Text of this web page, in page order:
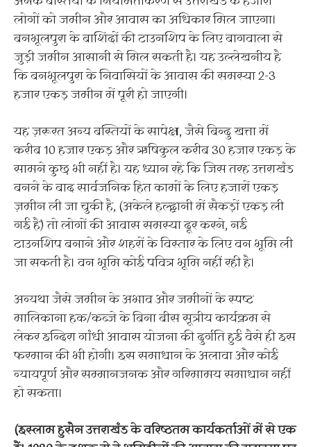
लोगों को जमीन और आवास का अधिकार मिल जाएगा।
बनभूलपुरा के बाशिंदों की टाउनशिप के लिए बागवाला से
जुड़ी जमीन आसानी से मिल सकती है। यह उल्लेखनीय है
कि बनभूलपुरा के निवासियों के आवास की समस्या 2-3
हजार एकड़ जमीन में पूरी हो जाएगी।
यह ज़रूरत अन्य बस्तियों के सापेक्ष, जैसे बिन्दु खत्ता में
करीब 10 हजार एकड़ और ऋषिकुल करीब 30 हजार एकड़ के
सामने कुछ भी नहीं है। यह ध्यान रहे कि जिस तरह उत्तराखंड
बनने के बाद सार्वजनिक हित कामों के लिए हजारों एकड़
ज़मीन ली जा चुकी है, (अकेले हल्द्वानी में सैकड़ों एकड़ ली
गई है) तो लोगों की आवास समस्या दूर करने, नई
टाउनशिप बनाने और शहरों के विस्तार के लिए वन भूमि ली
जा सकती है। वन भूमि कोई पवित्र भूमि नहीं रही है।
अन्यथा जैसे जमीन के अभाव और जमीनों के स्पष्ट
मालिकाना हक/कब्जे के बिना बीस सूत्रीय कार्यक्रम से
लेकर इन्दिरा गांधी आवास योजना की दुर्गति हुई वैसे ही इस
फरमान की भी होगी। इस समाधान के अलावा और कोई
न्यायपूर्ण और सम्मानजनक और गरिमामय समाधान नहीं
हो सकता।
(इस्लाम हुसैन उत्तराखंड के वरिष्ठतम कार्यकर्ताओं में से एक